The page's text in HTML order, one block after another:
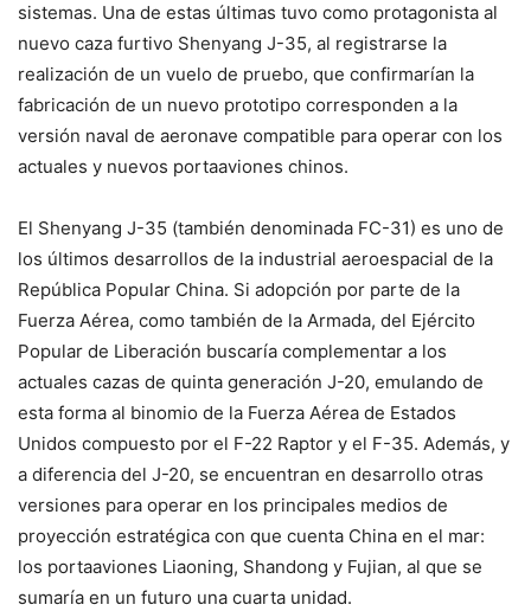
sistemas. Una de estas últimas tuvo como protagonista al
nuevo caza furtivo Shenyang J-35, al registrarse la
realización de un vuelo de pruebo, que confirmarían la
fabricación de un nuevo prototipo corresponden a la
versión naval de aeronave compatible para operar con los
actuales y nuevos portaaviones chinos.
El Shenyang J-35 (también denominada FC-31) es uno de
los últimos desarrollos de la industrial aeroespacial de la
República Popular China. Si adopción por parte de la
Fuerza Aérea, como también de la Armada, del Ejército
Popular de Liberación buscaría complementar a los
actuales cazas de quinta generación J-20, emulando de
esta forma al binomio de la Fuerza Aérea de Estados
Unidos compuesto por el F-22 Raptor y el F-35. Además, y
a diferencia del J-20, se encuentran en desarrollo otras
versiones para operar en los principales medios de
proyección estratégica con que cuenta China en el mar:
los portaaviones Liaoning, Shandong y Fujian, al que se
sumaría en un futuro una cuarta unidad.